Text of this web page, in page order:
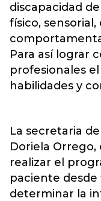
discapacidad
físico,
Para así lograr
profesionales
habilidades y
La secretaria
Doriela
realizar el
paciente desde
determinar la